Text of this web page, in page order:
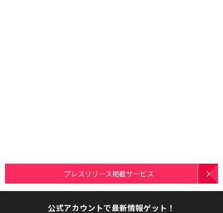
プレスリリース掲載サービス
公式アカウントで最新情報ゲット！